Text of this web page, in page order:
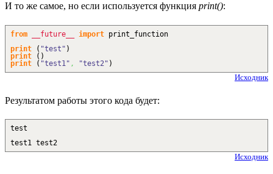
И то же самое, но если используется функция print():
from __future__ import print_function
print
( "test" )
print
( )
print
( "test1" , "test2" )
Исходник
Результатом работы этого кода будет:
test
test1 test2
Исходник